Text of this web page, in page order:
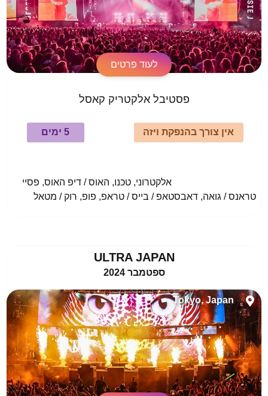
לעוד פרטים
פסטיבל אלקטריק קאסל
אין צורך בהנפקת ויזה 5 ימים
				אלקטרוני, טכנו, האוס / דיפ האוס, פסיי
טראנס / גואה, דאבסטאפ / בייס / טראפ, פופ, רוק / מטאל
ULTRA JAPAN
ספטמבר 2024
Tokyo, Japan